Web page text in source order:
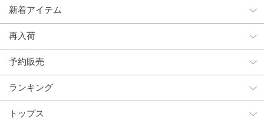
新着アイテム
再入荷
予約販売
ランキング
トップス